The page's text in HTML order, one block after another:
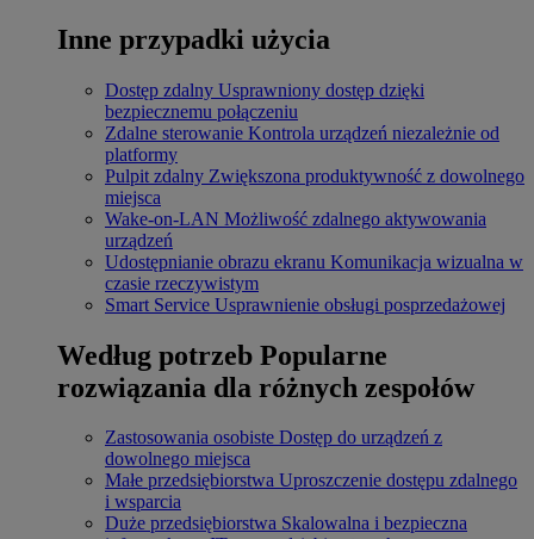
Inne przypadki użycia
Dostęp zdalny Usprawniony dostęp dzięki
bezpiecznemu połączeniu
Zdalne sterowanie Kontrola urządzeń niezależnie od
platformy
Pulpit zdalny Zwiększona produktywność z dowolnego
miejsca
Wake-on-LAN Możliwość zdalnego aktywowania
urządzeń
Udostępnianie obrazu ekranu Komunikacja wizualna w
czasie rzeczywistym
Smart Service Usprawnienie obsługi posprzedażowej
Według potrzeb Popularne
rozwiązania dla różnych zespołów
Zastosowania osobiste Dostęp do urządzeń z
dowolnego miejsca
Małe przedsiębiorstwa Uproszczenie dostępu zdalnego
i wsparcia
Duże przedsiębiorstwa Skalowalna i bezpieczna